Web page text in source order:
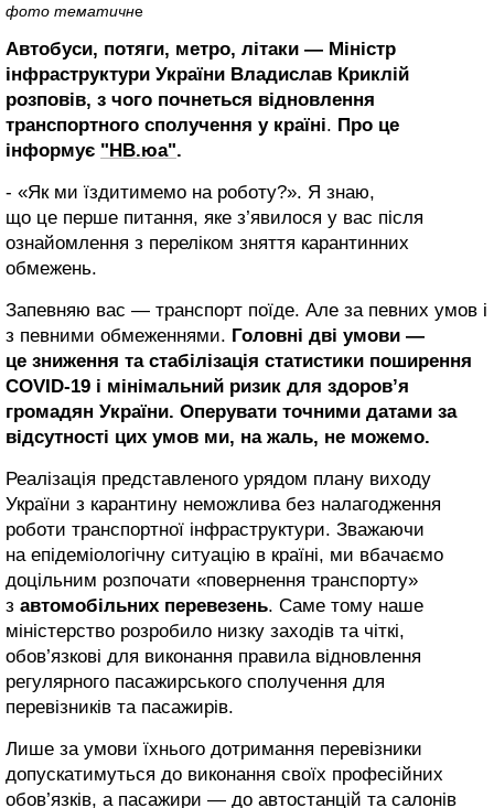
фото тематичне
Автобуси, потяги, метро, літаки — Міністр
інфраструктури України Владислав Криклій
розповів, з чого почнеться відновлення
транспортного сполучення у країні. Про це
інформує "НВ.юа".
- «Як ми їздитимемо на роботу?». Я знаю,
що це перше питання, яке з’явилося у вас після
ознайомлення з переліком зняття карантинних
обмежень.
Запевняю вас — транспорт поїде. Але за певних умов і
з певними обмеженнями. Головні дві умови —
це зниження та стабілізація статистики поширення
COVID-19 і мінімальний ризик для здоров’я
громадян України. Оперувати точними датами за
відсутності цих умов ми, на жаль, не можемо.
Реалізація представленого урядом плану виходу
України з карантину неможлива без налагодження
роботи транспортної інфраструктури. Зважаючи
на епідеміологічну ситуацію в країні, ми вбачаємо
доцільним розпочати «повернення транспорту»
з автомобільних перевезень. Саме тому наше
міністерство розробило низку заходів та чіткі,
обов’язкові для виконання правила відновлення
регулярного пасажирського сполучення для
перевізників та пасажирів.
Лише за умови їхнього дотримання перевізники
допускатимуться до виконання своїх професійних
обов’язків, а пасажири — до автостанцій та салонів